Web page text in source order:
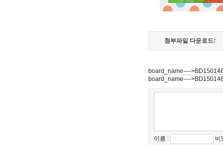
첨부파일 다운로드:
board_name----
board_name----
이름 : 비